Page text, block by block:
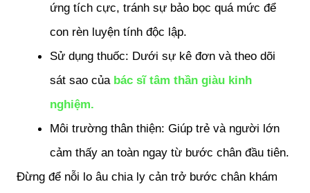
ứng tích cực, tránh sự bảo bọc quá mức để
con rèn luyện tính độc lập.
Sử dụng thuốc: Dưới sự kê đơn và theo dõi
sát sao của bác sĩ tâm thần giàu kinh
nghiệm.
Môi trường thân thiện: Giúp trẻ và người lớn
cảm thấy an toàn ngay từ bước chân đầu tiên.
Đừng để nỗi lo âu chia ly cản trở bước chân khám